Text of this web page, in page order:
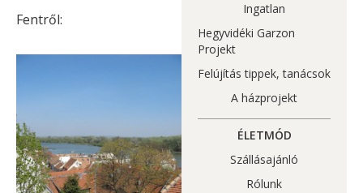
Fentről:
Ingatlan
Hegyvidéki Garzon
Projekt
Felújítás tippek, tanácsok
A házprojekt
ÉLETMÓD
Szállásajánló
Rólunk